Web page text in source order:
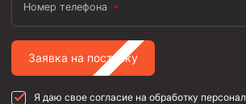
Номер телефона
Заявка на поставку
Я даю свое согласие на обработку